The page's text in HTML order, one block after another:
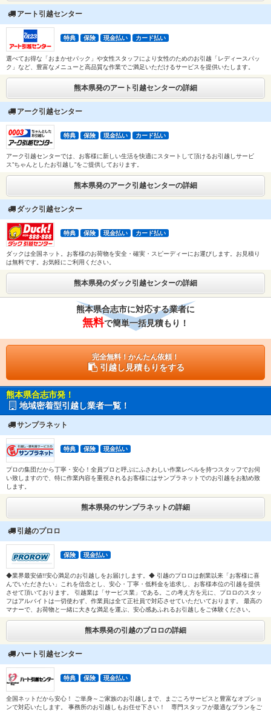
アート引越センター
特典 保険 現金払い カード払い
選べてお得な「おまかせパック」や女性スタッフにより女性のためのお引越「レディースパッ
ク」など、豊富なメニューと高品質な作業でご満足いただけるサービスを提供いたします。
熊本県発のアート引越センターの詳細
アーク引越センター
特典 保険 現金払い カード払い
アーク引越センターでは、お客様に新しい生活を快適にスタートして頂けるお引越しサービ
ス”ちゃんとしたお引越し”をご提供しております。
熊本県発のアーク引越センターの詳細
ダック引越センター
特典 保険 現金払い カード払い
ダックは全国ネット。お客様のお荷物を安全・確実・スピーディーにお運びします。お見積り
は無料です。お気軽にご利用ください。
熊本県発のダック引越センターの詳細
熊本県合志市に対応する業者に
無料で簡単一括見積もり！
完全無料！かんたん依頼！
引越し見積もりをする
熊本県合志市発！
地域密着型引越し業者一覧！
サンプラネット
特典 保険 現金払い
プロの集団だから丁寧・安心！全員プロと呼ぶにふさわしい作業レベルを持つスタッフでお伺
い致しますので、特に作業内容を重視されるお客様にはサンプラネットでのお引越をお勧め致
します。
熊本県発のサンプラネットの詳細
引越のプロロ
保険 現金払い
◆業界最安値!!安心満足のお引越しをお届けします。◆ 引越のプロロは創業以来「お客様に喜
んでいただきたい」これを信念とし、安心・丁寧・低料金を追求し、お客様本位の引越を提供
させて頂いております。 引越業は「サービス業」である。この考え方を元に、プロロのスタッ
フはアルバイトは一切使わず、作業員は全て正社員で対応させていただいております。 最高の
マナーで、お荷物と一緒に大きな満足を運ぶ、安心感あふれるお引越しをご体験ください。
熊本県発の引越のプロロの詳細
ハート引越センター
特典 保険 現金払い
全国ネットだから安心！ ご単身～ご家族のお引越しまで、まごころサービスと豊富なオプショ
ンで対応いたします。 事務所のお引越しもお任せ下さい！ 専門スタッフが最適なプランをご